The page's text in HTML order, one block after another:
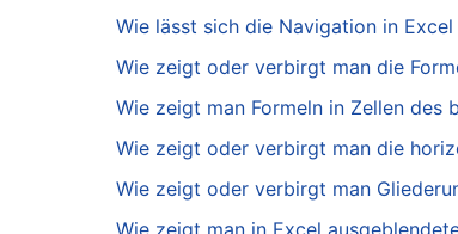
Wie lässt sich die Navigation in Excel
Wie zeigt oder verbirgt man die
Wie zeigt man Formeln in Zellen des
Wie zeigt oder verbirgt man die
Wie zeigt oder verbirgt man